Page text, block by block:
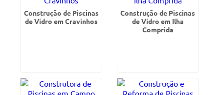
Construção de Piscinas
de Vidro em Cravinhos
Construção de Piscinas
de Vidro em Ilha
Comprida